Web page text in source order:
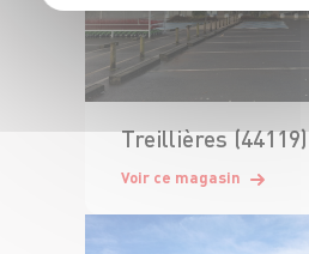
Treillières (44119)
Voir ce magasin